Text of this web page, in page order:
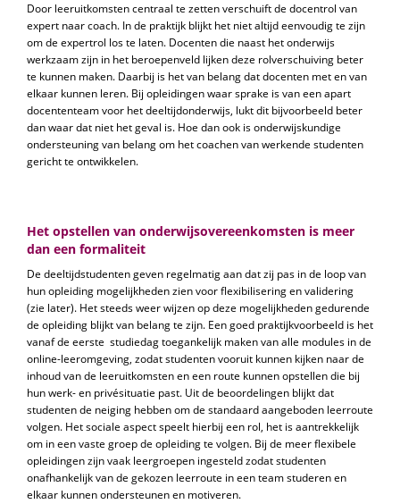
Door leeruitkomsten centraal te zetten verschuift de docentrol van
expert naar coach. In de praktijk blijkt het niet altijd eenvoudig te zijn
om de expertrol los te laten. Docenten die naast het onderwijs
werkzaam zijn in het beroepenveld lijken deze rolverschuiving beter
te kunnen maken. Daarbij is het van belang dat docenten met en van
elkaar kunnen leren. Bij opleidingen waar sprake is van een apart
docententeam voor het deeltijdonderwijs, lukt dit bijvoorbeeld beter
dan waar dat niet het geval is. Hoe dan ook is onderwijskundige
ondersteuning van belang om het coachen van werkende studenten
gericht te ontwikkelen.
Het opstellen van onderwijsovereenkomsten is meer
dan een formaliteit
De deeltijdstudenten geven regelmatig aan dat zij pas in de loop van
hun opleiding mogelijkheden zien voor flexibilisering en validering
(zie later). Het steeds weer wijzen op deze mogelijkheden gedurende
de opleiding blijkt van belang te zijn. Een goed praktijkvoorbeeld is het
vanaf de eerste studiedag toegankelijk maken van alle modules in de
online-leeromgeving, zodat studenten vooruit kunnen kijken naar de
inhoud van de leeruitkomsten en een route kunnen opstellen die bij
hun werk- en privésituatie past. Uit de beoordelingen blijkt dat
studenten de neiging hebben om de standaard aangeboden leerroute
volgen. Het sociale aspect speelt hierbij een rol, het is aantrekkelijk
om in een vaste groep de opleiding te volgen. Bij de meer flexibele
opleidingen zijn vaak leergroepen ingesteld zodat studenten
onafhankelijk van de gekozen leerroute in een team studeren en
elkaar kunnen ondersteunen en motiveren.